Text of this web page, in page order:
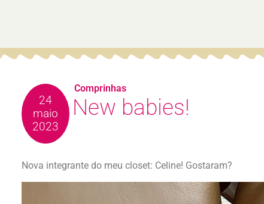
24
maio
2023
New babies!
Nova integrante do meu closet: Celine! Gostaram?
Comprinhas